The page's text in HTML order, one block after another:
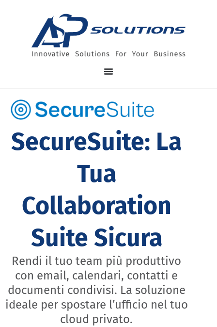
SecureSuite: La
Tua
Collaboration
Suite Sicura
Rendi il tuo team più produttivo
con email, calendari, contatti e
documenti condivisi. La soluzione
ideale per spostare l’ufficio nel tuo
cloud privato.